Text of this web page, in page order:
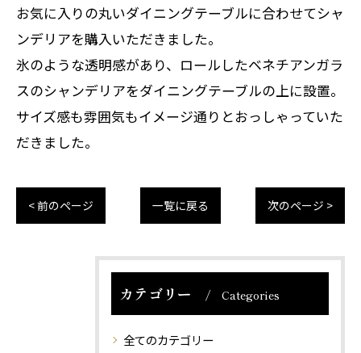
お気に入りの丸いダイニングテーブルに合わせてシャ
ンデリアを購入いただきました。
氷のような透明感があり、ロールしたベネチアンガラ
スのシャンデリアをダイニングテーブルの上に設置。
サイズ感も雰囲気もイメージ通りとおっしゃっていた
だきました。
< 前のページ 一覧に戻る 次のページ >
カテゴリー Categories
全てのカテゴリー